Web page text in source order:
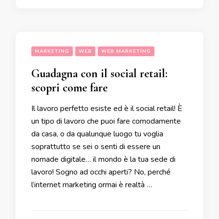
MARKETING WEB WEB MARKETING
Guadagna con il social retail:
scopri come fare
Il lavoro perfetto esiste ed è il social retail! È
un tipo di lavoro che puoi fare comodamente
da casa, o da qualunque luogo tu voglia
soprattutto se sei o senti di essere un
nomade digitale… il mondo è la tua sede di
lavoro! Sogno ad occhi aperti? No, perché
l’internet marketing ormai è realtà …